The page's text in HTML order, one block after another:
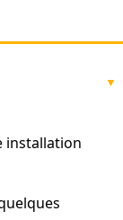
installation